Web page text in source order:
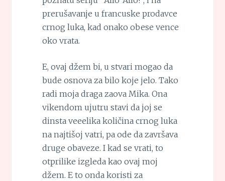
prerušavanje u francuske prodavce
crnog luka, kad onako obese vence
oko vrata.
E, ovaj džem bi, u stvari mogao da
bude osnova za bilo koje jelo. Tako
radi moja draga zaova Mika. Ona
vikendom ujutru stavi da joj se
dinsta veeelika količina crnog luka
na najtišoj vatri, pa ode da završava
druge obaveze. I kad se vrati, to
otprilike izgleda kao ovaj moj
džem. E to onda koristi za